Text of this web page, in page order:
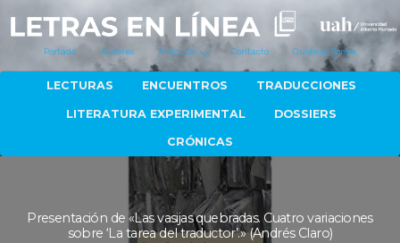
Portada Autores Artículos Contacto Quiénes Somos
LECTURAS ENCUENTROS TRADUCCIONES
LITERATURA EXPERIMENTAL DOSSIERS
CRÓNICAS
Presentación de «Las vasijas quebradas. Cuatro variaciones
sobre ‘La tarea del traductor’.» (Andrés Claro)